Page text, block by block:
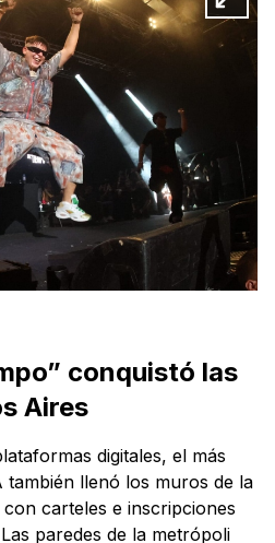
conquistó las
Aires
digitales, el más
también llenó los muros de la
carteles e inscripciones
paredes de la metrópoli